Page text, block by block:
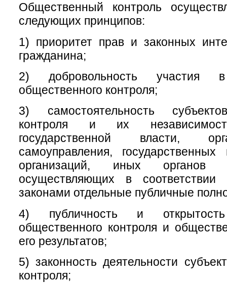
Общественный контроль
следующих принципов:
1) приоритет прав и законных
гражданина;
2) добровольность участия в
общественного контроля;
3) самостоятельность
контроля и их
государственной власти,
самоуправления,
организаций, иных органов
осуществляющих в
законами отдельные публичные
4) публичность и открытость
общественного контроля и
его результатов;
5) законность деятельности
контроля;